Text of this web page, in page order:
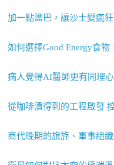
加一點鹽巴，讓沙士變瘋
如何選擇Good Energy食物
病人覺得AI醫師更有同理
從咖啡漬得到的工程啟發
商代晚期的旗斿、軍事組織